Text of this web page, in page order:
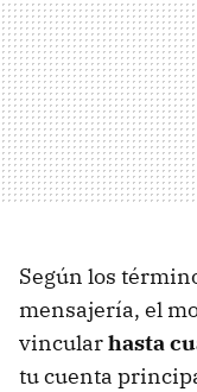
Según los
mensajería, el
vincularhasta
tu cuenta